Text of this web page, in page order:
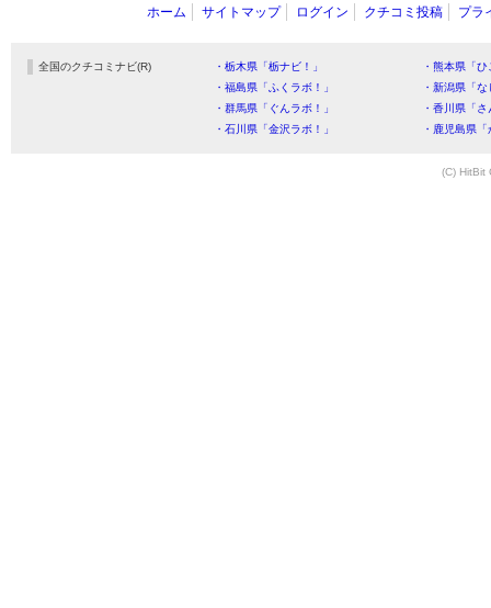
ホーム サイトマップ ログイン クチコミ投稿 プラ
全国のクチコミナビ(R) ・栃木県「栃ナビ！」
・熊本県「
・福島県「ふくラボ！」
・新潟県「
・群馬県「ぐんラボ！」
・香川県「
・石川県「金沢ラボ！」
・鹿児島県
(C) HitBit